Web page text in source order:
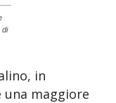
di
in
una maggiore